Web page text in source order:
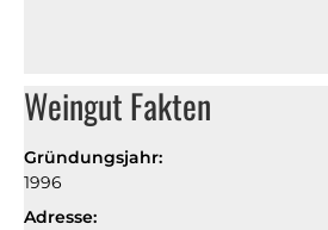
Weingut Fakten
Gründungsjahr:
1996
Adresse: